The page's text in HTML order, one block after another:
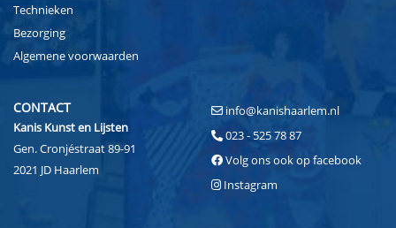
Technieken
Bezorging
Algemene voorwaarden
CONTACT
Kanis Kunst en Lijsten
Gen. Cronjéstraat 89-91
2021 JD Haarlem
info@kanishaarlem.nl
023 - 525 78 87
Volg ons ook op facebook
Instagram